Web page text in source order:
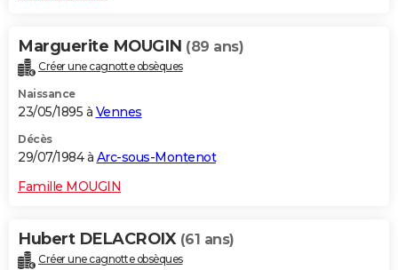
Marguerite MOUGIN (89 ans)
Créer une cagnotte obsèques
Naissance
23/05/1895 à Vennes
Décès
29/07/1984 à Arc-sous-Montenot
Famille MOUGIN
Hubert DELACROIX (61 ans)
Créer une cagnotte obsèques